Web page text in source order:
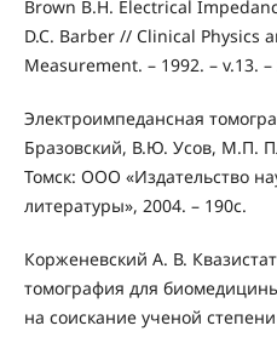
Brown B.H. Electrical
D.C. Barber // Clinical Physics
Measurement. – 1992. – v.13.
Электроимпедансная
Бразовский, В.Ю. Усов, М.П.
Томск: ООО «Издательство
литературы», 2004. – 190с.
Корженевский А. В.
томография для
на соискание ученой